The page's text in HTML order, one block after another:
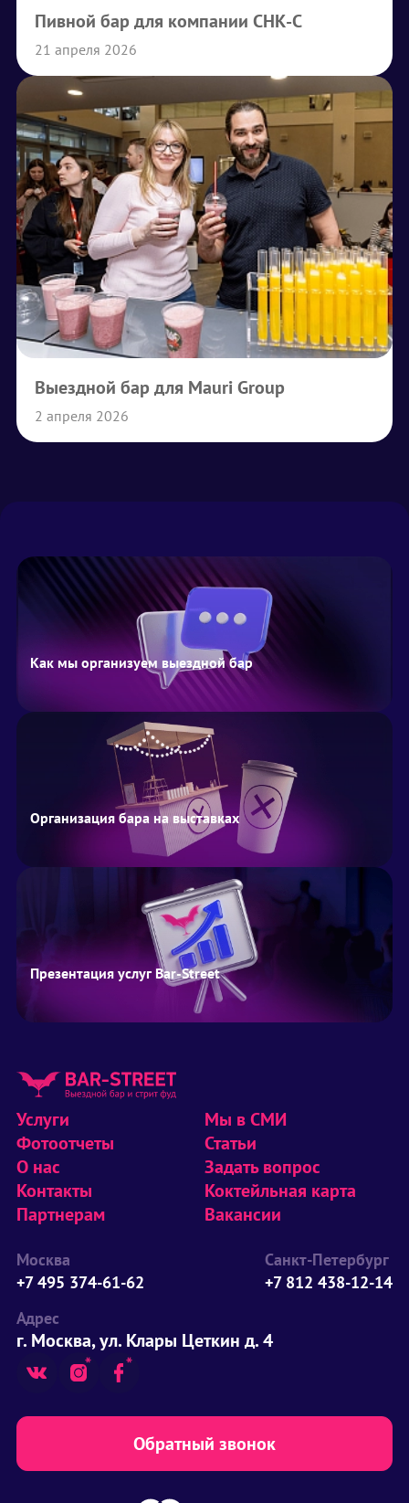
Пивной бар для компании СНК-С
21 апреля 2026
Выездной бар для Mauri Group
2 апреля 2026
Как мы организуем выездной бар
Организация бара на выставках
Презентация услуг Bar-Street
Услуги
Фотоотчеты
О нас
Контакты
Партнерам
Мы в СМИ
Статьи
Задать вопрос
Коктейльная карта
Вакансии
Москва
+7 495 374-61-62
Санкт-Петербург
+7 812 438-12-14
Адрес
г. Москва, ул. Клары Цеткин д. 4
Обратный звонок